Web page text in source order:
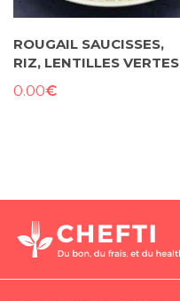
ROUGAIL SAUCISSES,
RIZ, LENTILLES VERTES
0.00€